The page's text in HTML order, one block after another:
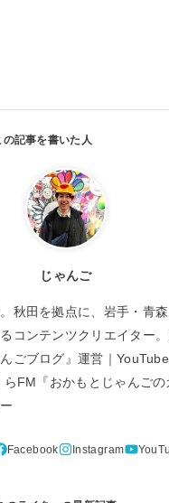
じゃんご
秋田を拠点に、岩手・青
コンテンツクリエイター
ごブログ』運営｜
FM『おかもとじゃんごの